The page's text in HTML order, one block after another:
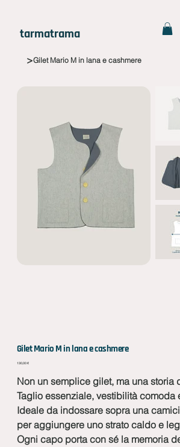
tarmatrama
>Gilet Mario M in lana e cashmere
Gilet Mario M in lana e cashmere
Prezzo
130,00 €
Non un semplice gilet, ma una storia
Taglio essenziale, vestibilità comoda
Ideale da indossare sopra una
per aggiungere uno strato caldo e
Ogni capo porta con sé la memoria